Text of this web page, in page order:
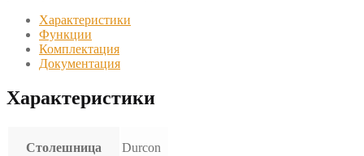
Характеристики
Функции
Комплектация
Документация
Характеристики
Столешница Durcon